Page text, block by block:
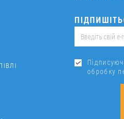
обробку